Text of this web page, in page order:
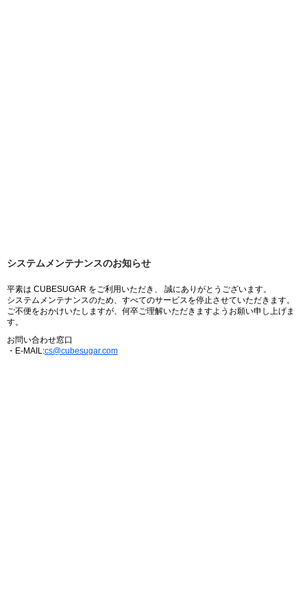
システムメンテナンスのお知らせ
平素は CUBESUGAR をご利用いただき、 誠にありがとうございます。
システムメンテナンスのため、すべてのサービスを停止させていただきます。
ご不便をおかけいたしますが、何卒ご理解いただきますようお願い申し上げま
す。
お問い合わせ窓口
・E-MAIL:cs@cubesugar.com